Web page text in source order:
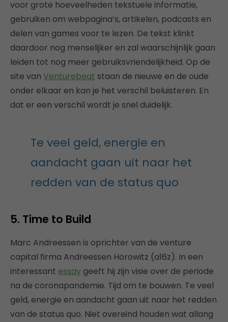
voor grote hoeveelheden tekstuele informatie,
gebruiken om webpagina’s, artikelen, podcasts en
delen van games voor te lezen. De tekst klinkt
daardoor nog menselijker en zal waarschijnlijk gaan
leiden tot nog meer gebruiksvriendelijkheid. Op de
site van Venturebeat staan de nieuwe en de oude
onder elkaar en kan je het verschil beluisteren. En
dat er een verschil wordt je snel duidelijk.
Te veel geld, energie en
aandacht gaan uit naar het
redden van de status quo
5. Time to Build
Marc Andreessen is oprichter van de venture
capital firma Andreessen Horowitz (a16z). In een
interessant essay geeft hij zijn visie over de periode
na de coronapandemie. Tijd om te bouwen. Te veel
geld, energie en aandacht gaan uit naar het redden
van de status quo. Niet overeind houden wat allang